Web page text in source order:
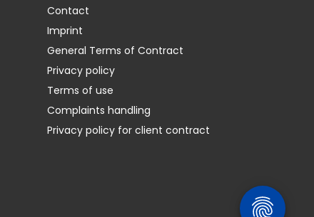
Contact
Imprint
General Terms of Contract
Privacy policy
Terms of use
Complaints handling
Privacy policy for client contract